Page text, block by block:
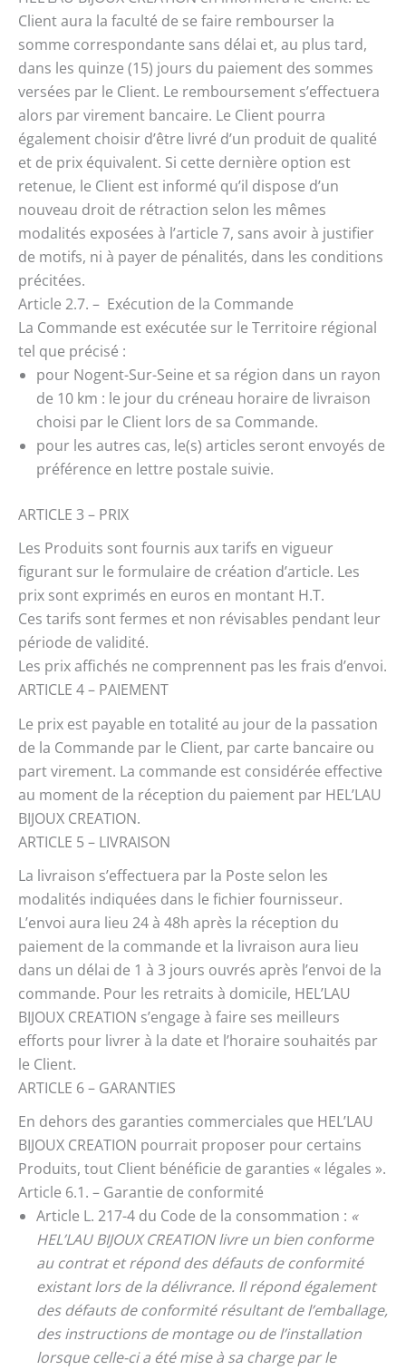
Client aura la faculté de se faire rembourser la
somme correspondante sans délai et, au plus tard,
dans les quinze (15) jours du paiement des sommes
versées par le Client. Le remboursement s’effectuera
alors par virement bancaire. Le Client pourra
également choisir d’être livré d’un produit de qualité
et de prix équivalent. Si cette dernière option est
retenue, le Client est informé qu’il dispose d’un
nouveau droit de rétraction selon les mêmes
modalités exposées à l’article 7, sans avoir à justifier
de motifs, ni à payer de pénalités, dans les conditions
précitées.
Article 2.7. – Exécution de la Commande
La Commande est exécutée sur le Territoire régional
tel que précisé :
pour Nogent-Sur-Seine et sa région dans un rayon
de 10 km : le jour du créneau horaire de livraison
choisi par le Client lors de sa Commande.
pour les autres cas, le(s) articles seront envoyés de
préférence en lettre postale suivie.
ARTICLE 3 – PRIX
Les Produits sont fournis aux tarifs en vigueur
figurant sur le formulaire de création d’article. Les
prix sont exprimés en euros en montant H.T.
Ces tarifs sont fermes et non révisables pendant leur
période de validité.
Les prix affichés ne comprennent pas les frais d’envoi.
ARTICLE 4 – PAIEMENT
Le prix est payable en totalité au jour de la passation
de la Commande par le Client, par carte bancaire ou
part virement. La commande est considérée effective
au moment de la réception du paiement par HEL’LAU
BIJOUX CREATION.
ARTICLE 5 – LIVRAISON
La livraison s’effectuera par la Poste selon les
modalités indiquées dans le fichier fournisseur.
L’envoi aura lieu 24 à 48h après la réception du
paiement de la commande et la livraison aura lieu
dans un délai de 1 à 3 jours ouvrés après l’envoi de la
commande. Pour les retraits à domicile, HEL’LAU
BIJOUX CREATION s’engage à faire ses meilleurs
efforts pour livrer à la date et l’horaire souhaités par
le Client.
ARTICLE 6 – GARANTIES
En dehors des garanties commerciales que HEL’LAU
BIJOUX CREATION pourrait proposer pour certains
Produits, tout Client bénéficie de garanties « légales ».
Article 6.1. – Garantie de conformité
Article L. 217-4 du Code de la consommation : «
HEL’LAU BIJOUX CREATION livre un bien conforme
au contrat et répond des défauts de conformité
existant lors de la délivrance. Il répond également
des défauts de conformité résultant de l’emballage,
des instructions de montage ou de l’installation
lorsque celle-ci a été mise à sa charge par le